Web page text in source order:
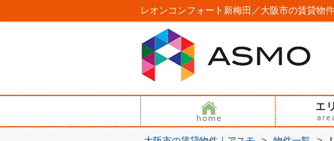
レオンコンフォート新梅田／大阪市の賃貸物